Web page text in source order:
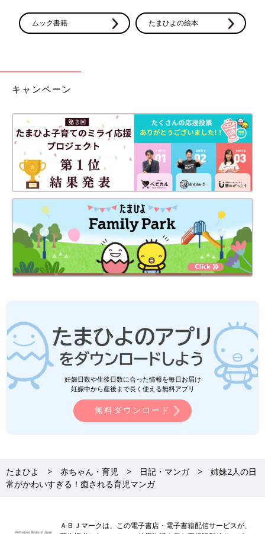
ムック書籍 たまひよの絵本
キャンペーン
妊娠日数や生後日数に合った情報を毎日お届け
妊娠中から産後まで長く使える無料アプリ
無料ダウンロード
たまひよ 赤ちゃん・育児 日記・マンガ
姉妹2人の日
常がかわいすぎる！癒される育児マンガ
ＡＢＪマークは、この電子書店・電子書籍配信サービスが、